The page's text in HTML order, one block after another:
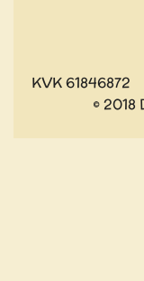
KVK
© 2018